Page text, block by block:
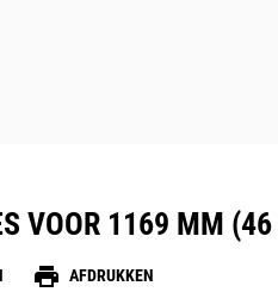
VOOR 1169 MM
print AFDRUKKEN